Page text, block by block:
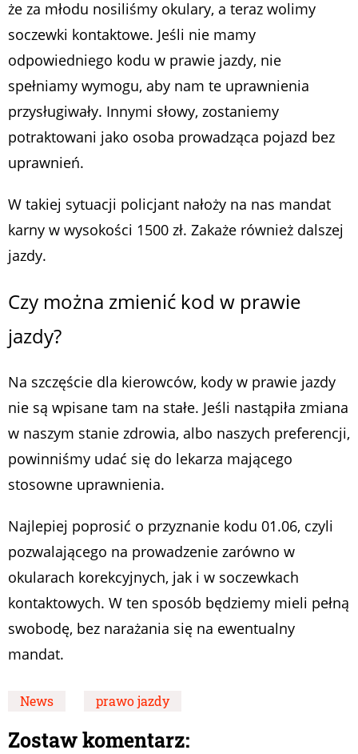
że za młodu nosiliśmy okulary, a teraz wolimy
soczewki kontaktowe. Jeśli nie mamy
odpowiedniego kodu w prawie jazdy, nie
spełniamy wymogu, aby nam te uprawnienia
przysługiwały. Innymi słowy, zostaniemy
potraktowani jako osoba prowadząca pojazd bez
uprawnień.
W takiej sytuacji policjant nałoży na nas mandat
karny w wysokości 1500 zł. Zakaże również dalszej
jazdy.
Czy można zmienić kod w prawie
jazdy?
Na szczęście dla kierowców, kody w prawie jazdy
nie są wpisane tam na stałe. Jeśli nastąpiła zmiana
w naszym stanie zdrowia, albo naszych preferencji,
powinniśmy udać się do lekarza mającego
stosowne uprawnienia.
Najlepiej poprosić o przyznanie kodu 01.06, czyli
pozwalającego na prowadzenie zarówno w
okularach korekcyjnych, jak i w soczewkach
kontaktowych. W ten sposób będziemy mieli pełną
swobodę, bez narażania się na ewentualny
mandat.
News prawo jazdy
Zostaw komentarz: